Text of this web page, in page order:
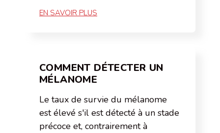
EN SAVOIR PLUS
COMMENT DÉTECTER UN
MÉLANOME
Le taux de survie du mélanome
est élevé s'il est détecté à un stade
précoce et, contrairement à